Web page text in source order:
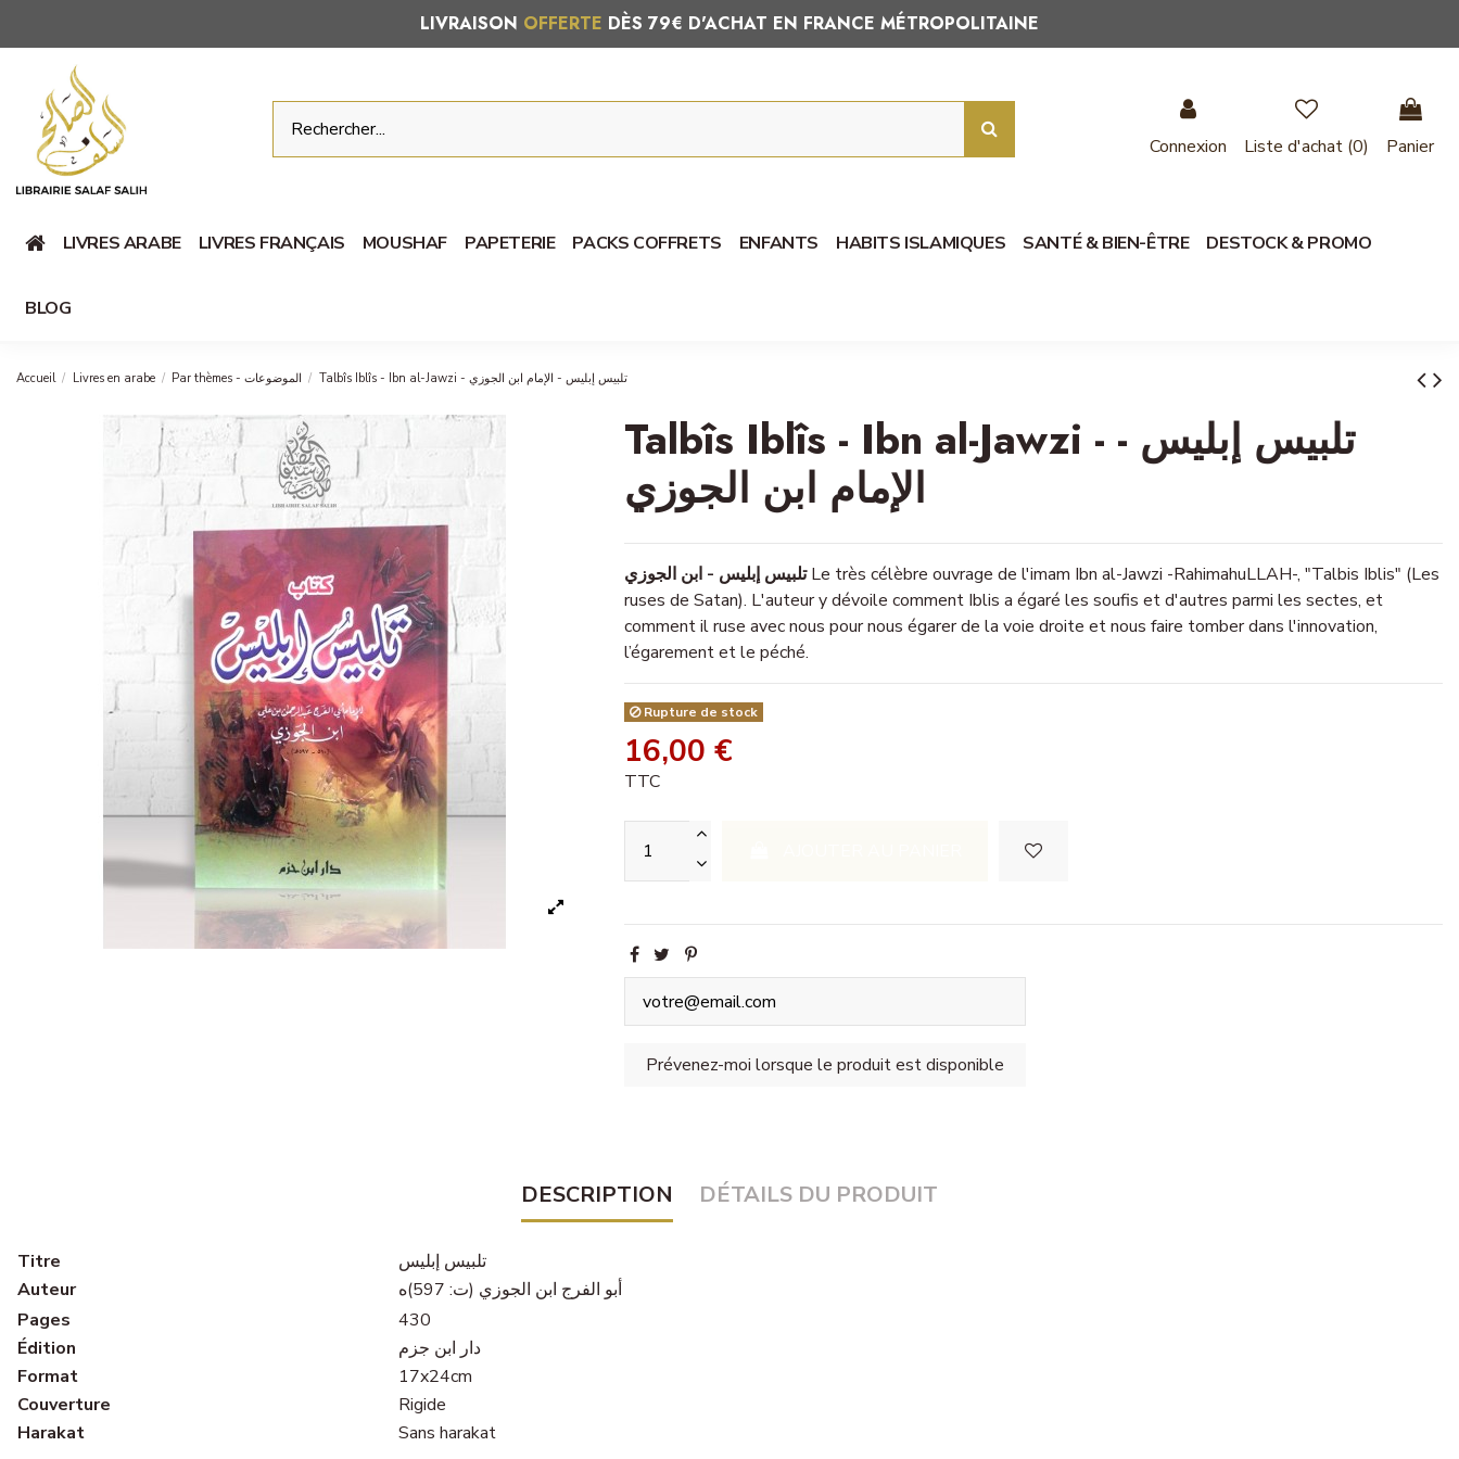
LIVRAISON OFFERTE DÈS 79€ D'ACHAT EN FRANCE MÉTROPOLITAINE
Connexion Liste d'achat (0) Panier
LIVRES ARABE LIVRES FRANÇAIS MOUSHAF PAPETERIE PACKS COFFRETS ENFANTS HABITS ISLAMIQUES SANTÉ & BIEN-ÊTRE DESTOCK & PROMO
BLOG
Accueil Livres en arabe Par thèmes - الموضوعات Talbîs Iblîs - Ibn al-Jawzi - تلبيس إبليس - الإمام ابن الجوزي
Talbîs Iblîs - Ibn al-Jawzi - تلبيس إبليس -
الإمام ابن الجوزي
تلبيس إبليس - ابن الجوزيLe très célèbre ouvrage de l'imam Ibn al-Jawzi -RahimahuLLAH-, "Talbis Iblis" (Les
ruses de Satan). L'auteur y dévoile comment Iblis a égaré les soufis et d'autres parmi les sectes, et
comment il ruse avec nous pour nous égarer de la voie droite et nous faire tomber dans l'innovation,
l’égarement et le péché.
Rupture de stock
16,00 €
TTC
DESCRIPTION DÉTAILS DU PRODUIT
Titre
تلبيس إبليس
Auteur
أبو الفرج ابن الجوزي (ت: 597)ه
Pages
430
Édition
دار ابن جزم
Format
17x24cm
Couverture
Rigide
Harakat
Sans harakat